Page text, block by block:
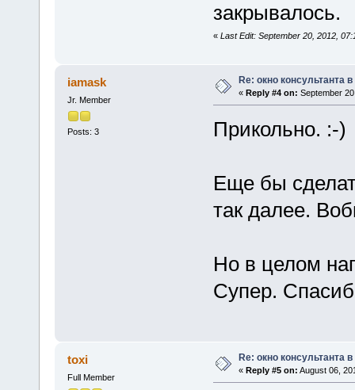
закрывалось.
« Last Edit: September 20, 2012,
iamask
Jr. Member
Posts: 3
Re: окно консультанта
« Reply #4 on: September
Прикольно. :-)
Еще бы
так далее.
Но в целом
Супер.
toxi
Full Member
Re: окно консультанта
« Reply #5 on: August 06,